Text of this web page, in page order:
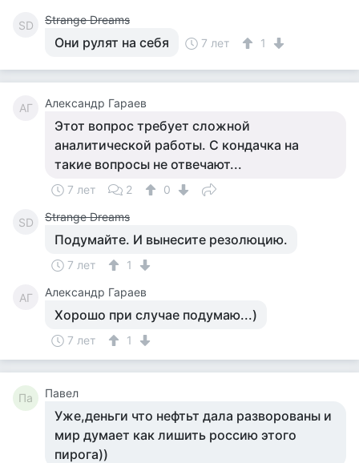
SD Strange Dreams
Они рулят на себя 7 лет 1
АГ Александр Гараев
Этот вопрос требует сложной
аналитической работы. С кондачка на
такие вопросы не отвечают...
7 лет 2 0
SD Strange Dreams
Подумайте. И вынесите резолюцию.
7 лет 1
АГ Александр Гараев
Хорошо при случае подумаю...)
7 лет 1
Па Павел
Уже,деньги что нефтьт дала разворованы и
мир думает как лишить россию этого
пирога))